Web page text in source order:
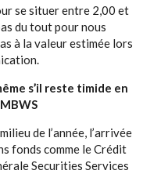
se situer entre 2,00 et
du tout pour nous
à la valeur estimée lors
s’il reste timide en
de l’année, l’arrivée
fonds comme le Crédit
Securities Services